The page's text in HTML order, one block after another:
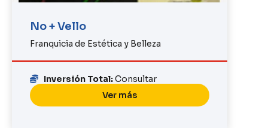
No + Vello
Franquicia de Estética y Belleza
Inversión Total:Consultar
Ver más